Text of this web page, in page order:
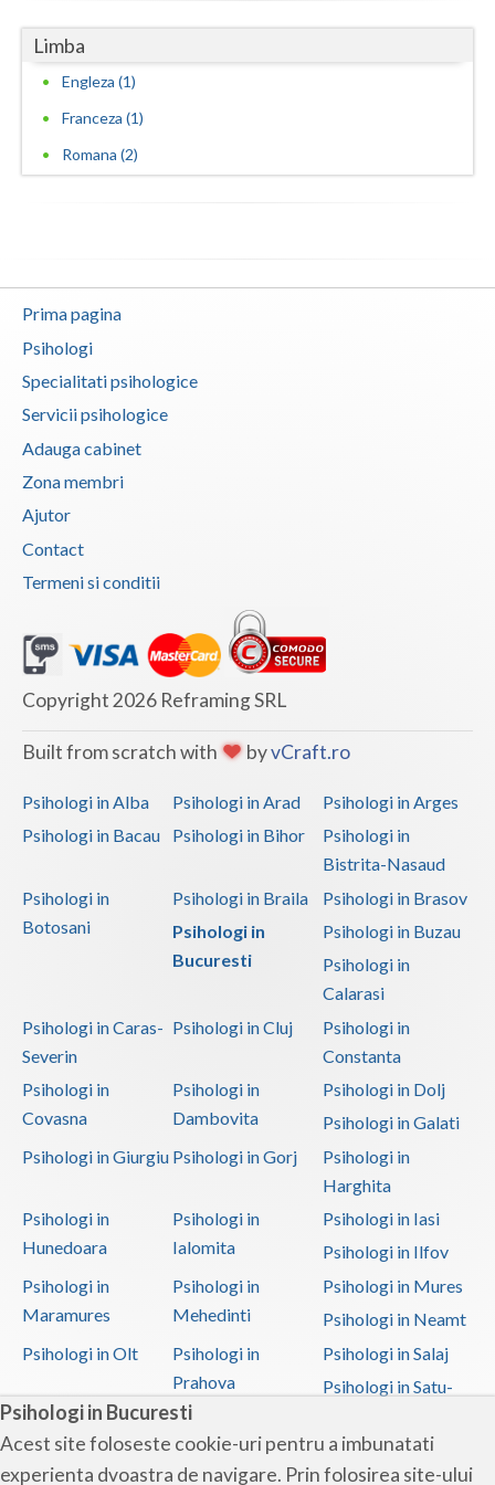
Psihologi in Bucuresti
Acest site foloseste cookie-uri pentru a imbunatati
experienta dvoastra de navigare. Prin folosirea site-ului
Evaluarea in scopul avizarii psihologice pentru... (1)
Evaluarea psihologica a personalului in vederea... (1)
Examinare si avizare psihologica in vederea cal... (1)
Examinare si avizare psihologica in vederea obt... (1)
Examinare si avizare psihologica in vederea obt... (1)
Examinare si avizare psihologica la angajare sa... (1)
Examinari psihologice in vederea evaluarii depr... (1)
Examinari psihologice in vederea prelungirii co... (1)
Hipnoza (1)
Interventie psihologica in tulburarile de invatare (1)
Interventie psihoterapeutica in kleptomanie (1)
Interventie psihoterapeutica in probleme de cuplu
Interventie psihoterapeutica in teama de spatii... (1)
Interventie psihoterapeutica in ticuri (2)
Interventie psihoterapeutica in trichotilomanie (1)
Interventie psihoterapeutica in tulburarea ADHD...
Interventie psihoterapeutica in tulburarea Aspe... (1)
Interventie psihoterapeutica in tulburarea Rett (1)
Interventie psihoterapeutica in tulburarea algica (1)
Interventie psihoterapeutica in tulburarea citi... (1)
Interventie psihoterapeutica in tulburarea cont... (1)
Interventie psihoterapeutica in tulburarea de c... (1)
Interventie psihoterapeutica in tulburarea de c... (2)
Interventie psihoterapeutica in tulburarea de c... (1)
Interventie psihoterapeutica in tulburarea de l... (1)
Interventie psihoterapeutica in tulburarea de s... (2)
Interventie psihoterapeutica in tulburarea dism... (1)
Interventie psihoterapeutica in tulburarea expr... (1)
Limba
Engleza (1)
Franceza (1)
Romana (2)
Prima pagina
Psihologi
Specialitati psihologice
Servicii psihologice
Adauga cabinet
Zona membri
Ajutor
Contact
Termeni si conditii
Copyright 2026 Reframing SRL
Built from scratch with byvCraft.ro
Psihologi in Alba Psihologi in Arad
Psihologi in Arges
Psihologi in Bacau
Psihologi in Bihor
Psihologi in
Bistrita-Nasaud
Psihologi in
Botosani
Psihologi in Braila
Psihologi in Brasov
Psihologi in
Bucuresti
Psihologi in Buzau
Psihologi in
Calarasi
Psihologi in Caras-
Severin
Psihologi in Cluj
Psihologi in
Constanta
Psihologi in
Covasna
Psihologi in
Dambovita
Psihologi in Dolj
Psihologi in Galati
Psihologi in Giurgiu Psihologi in Gorj
Psihologi in
Harghita
Psihologi in
Hunedoara
Psihologi in
Ialomita
Psihologi in Iasi
Psihologi in Ilfov
Psihologi in
Maramures
Psihologi in
Mehedinti
Psihologi in Mures
Psihologi in Neamt
Psihologi in Olt
Psihologi in
Prahova
Psihologi in Salaj
Psihologi in Satu-
Psihologi in Sibiu
Psihologi in
Suceava
Psihologi in
Teleorman